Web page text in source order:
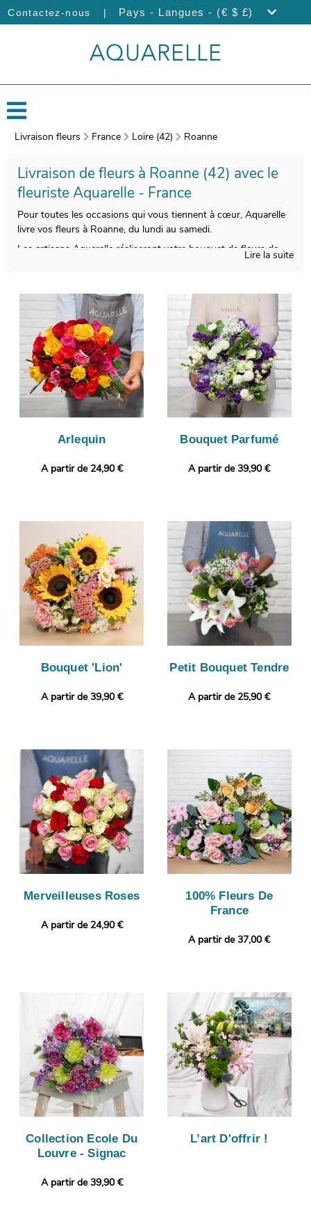
Contactez-nous | Pays - Langues - (€ $ £)
Livraison fleurs France Loire (42) Roanne
Livraison de fleurs à Roanne (42) avec le
fleuriste Aquarelle - France
Pour toutes les occasions qui vous tiennent à cœur, Aquarelle
livre vos fleurs à Roanne, du lundi au samedi.
Les artisans Aquarelle réaliseront votre bouquet de fleurs de
florale. Àvant l’expédition, une photographie du produit fini sera
prise. Nous vous enverrons ensuite cette photographie afin que
vous puissiez vous assurer de la conformité de votre
composition florale. C’est alors que sera organisé son envoi à
Roanne. Rendez votre présent plus original encore avec un
message ou une photo selon vos préférences.
Lire la suite
Arlequin
A partir de 24,90 €
Bouquet Parfumé
A partir de 39,90 €
Bouquet 'Lion'
A partir de 39,90 €
Petit Bouquet Tendre
A partir de 25,90 €
Merveilleuses Roses
A partir de 24,90 €
100% Fleurs De
France
A partir de 37,00 €
Collection Ecole Du
Louvre - Signac
A partir de 39,90 €
L’art D'offrir !